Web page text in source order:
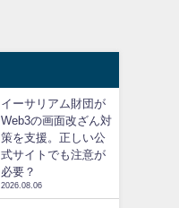
イーサリアム財団が
Web3の画面改ざん対
策を支援。正しい公
式サイトでも注意が
必要？
2026.08.06